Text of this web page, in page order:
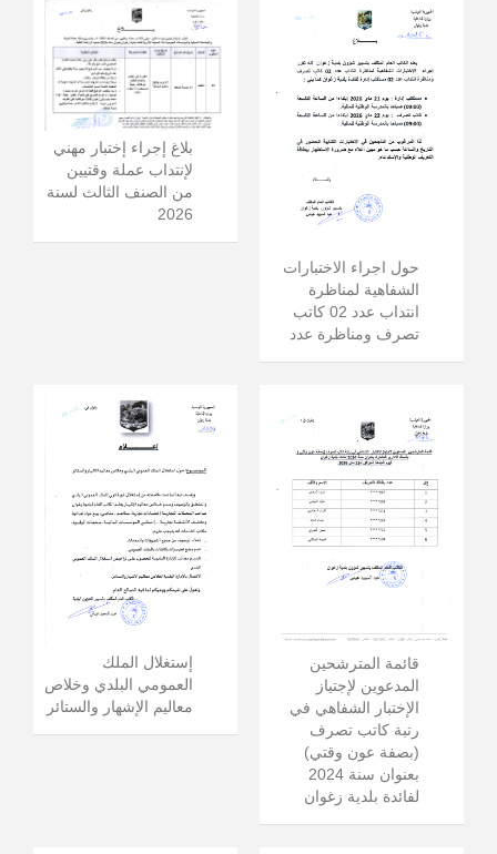
بلاغ إجراء إختبار مهني
لإنتداب عملة وقتيين
من الصنف الثالث لسنة
2026
حول اجراء الاختبارات
الشفاهية لمناظرة
انتداب عدد 02 كاتب
تصرف ومناظرة عدد
إستغلال الملك
العمومي البلدي وخلاص
معاليم الإشهار والستائر
قائمة المترشحين
المدعوين لإجتياز
الإختبار الشفاهي في
رتبة كاتب تصرف
(بصفة عون وقتي)
بعنوان سنة 2024
لفائدة بلدية زغوان